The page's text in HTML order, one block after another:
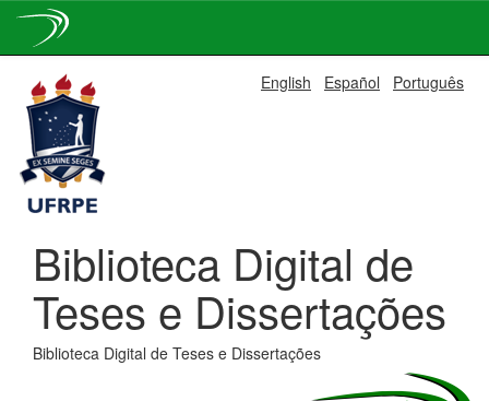
navigation
English Español Português
Biblioteca Digital de
Teses e Dissertações
Biblioteca Digital de Teses e Dissertações